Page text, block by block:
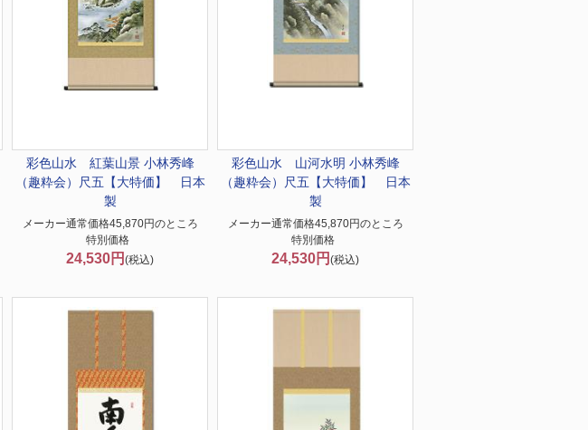
彩色山水 紅葉山景 小林秀峰
（趣粋会）尺五【大特価】 日本
製
メーカー通常価格45,870円のところ
特別価格
24,530円 (税込)
彩色山水 山河水明 小林秀峰
（趣粋会）尺五【大特価】 日本
製
メーカー通常価格45,870円のところ
特別価格
24,530円 (税込)